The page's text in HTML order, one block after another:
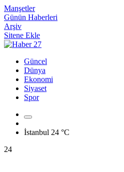
Manşetler
Günün Haberleri
Arşiv
Sitene Ekle
Güncel
Dünya
Ekonomi
Siyaset
Spor
İstanbul 24 °C
24